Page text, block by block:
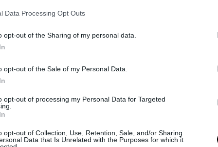
Data Processing Opt Outs
opt-out of the Sharing of my personal data.
opt-out of the Sale of my Personal Data.
opt-out of processing my Personal Data for Targeted
opt-out of Collection, Use, Retention, Sale, and/or Sharing
Data that Is Unrelated with the Purposes for which it
που η κυβέρνηση απέκοψε την χώρα
πηγή ενέργειας στις άλλες χώρες
επανέφεραν σε λειτουργία εργοστάσια
διασφαλίζοντας έτσι την ενεργειακή
η Γερμανία για να προστατεύσει το δικό της
τις χαμηλές τιμές μέσω του